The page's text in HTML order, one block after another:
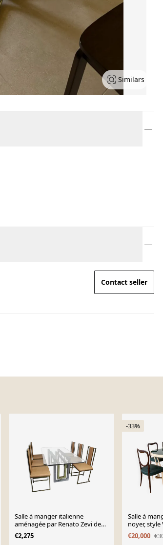
Similars
Contact seller
Salle à manger italienne
aménagée par Renato Zevi des
années 70
€2,275
-33%
Salle à
noyer,
1950/1960
€20,000